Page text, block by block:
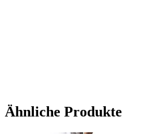
Ähnliche Produkte